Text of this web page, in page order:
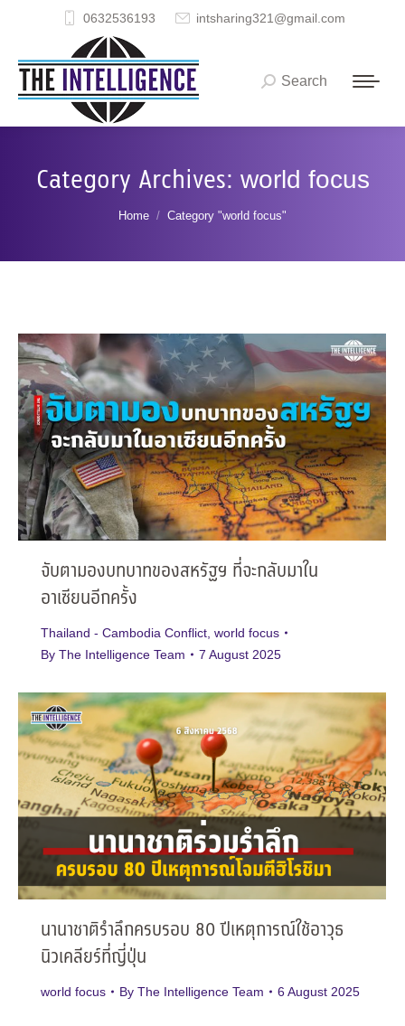
0632536193 intsharing321@gmail.com
Search:
Search
Category Archives: world focus
You are here:
Home Category "world focus"
จับตามองบทบาทของสหรัฐฯ ที่จะกลับมาใน
อาเซียนอีกครั้ง
Thailand - Cambodia Conflict world focus
By The Intelligence Team 7 August 2025
นานาชาติรำลึกครบรอบ 80 ปีเหตุการณ์ใช้อาวุธ
นิวเคลียร์ที่ญี่ปุ่น
world focus By The Intelligence Team 6 August 2025